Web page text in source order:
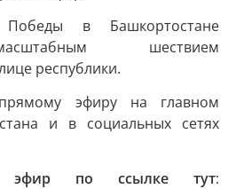
в Башкортостане
шествием
республики.
эфиру на главном
и в социальных сетях
эфир по ссылке тут: